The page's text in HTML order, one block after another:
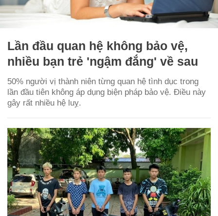
Lần đầu quan hệ không bảo vệ,
nhiều bạn trẻ 'ngậm đắng' về sau
50% người vị thành niên từng quan hệ tình dục trong
lần đầu tiên không áp dụng biện pháp bảo vệ. Điều này
gây rất nhiều hệ luỵ.